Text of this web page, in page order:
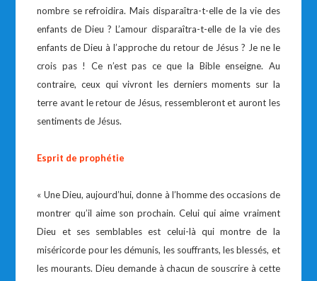
nombre se refroidira. Mais disparaîtra-t-elle de la vie des
enfants de Dieu ? L’amour disparaîtra-t-elle de la vie des
enfants de Dieu à l’approche du retour de Jésus ? Je ne le
crois pas ! Ce n’est pas ce que la Bible enseigne. Au
contraire, ceux qui vivront les derniers moments sur la
terre avant le retour de Jésus, ressembleront et auront les
sentiments de Jésus.
Esprit de prophétie
« Une Dieu, aujourd’hui, donne à l’homme des occasions de
montrer qu’il aime son prochain. Celui qui aime vraiment
Dieu et ses semblables est celui-là qui montre de la
miséricorde pour les démunis, les souffrants, les blessés, et
les mourants. Dieu demande à chacun de souscrire à cette